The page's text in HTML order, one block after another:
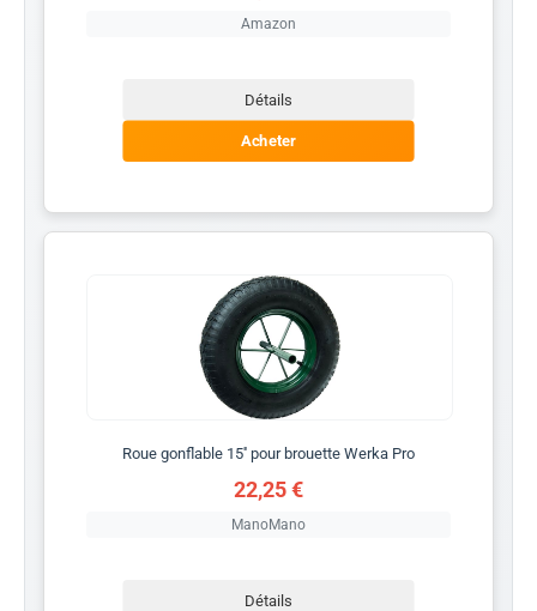
Amazon
Détails
Acheter
Roue gonflable 15'' pour brouette Werka Pro
22,25 €
ManoMano
Détails